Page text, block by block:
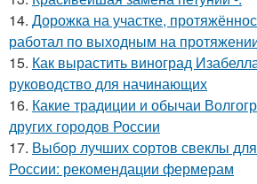
14. Дорожка на участке,
работал по выходным на
15. Как вырастить виноград
руководство для начинающих
16. Какие традиции и обычаи
других городов России
17. Выбор лучших сортов свеклы
России: рекомендации фермерам